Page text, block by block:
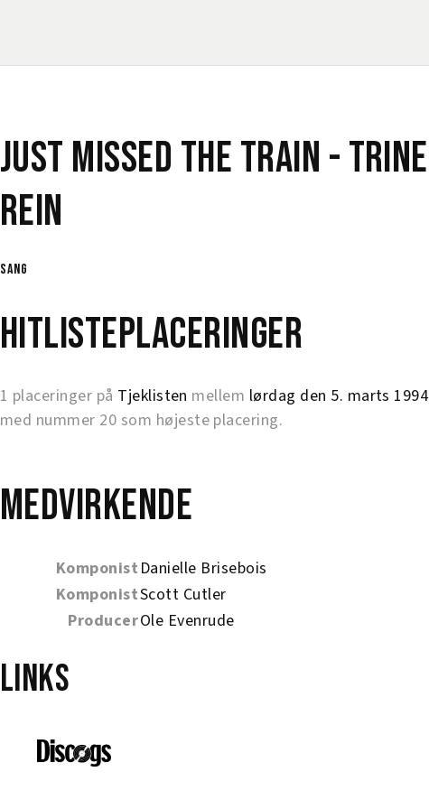
Just Missed The Train -Trine
Rein
sang
Hitlisteplaceringer
1 placeringer på Tjeklisten mellem lørdag den 5. marts 1994
med nummer 20 som højeste placering.
Medvirkende
Komponist Danielle Brisebois
KomponistScott Cutler
ProducerOle Evenrude
Links